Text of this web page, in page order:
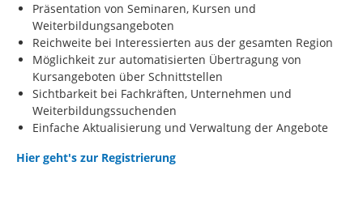
Präsentation von Seminaren, Kursen und
Weiterbildungsangeboten
Reichweite bei Interessierten aus der gesamten Region
Möglichkeit zur automatisierten Übertragung von
Kursangeboten über Schnittstellen
Sichtbarkeit bei Fachkräften, Unternehmen und
Weiterbildungssuchenden
Einfache Aktualisierung und Verwaltung der Angebote
Hier geht's zur Registrierung